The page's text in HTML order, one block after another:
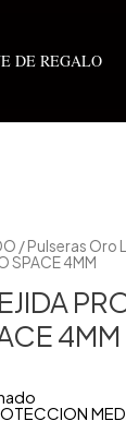
DE REGALO
/Pulseras Oro
SPACE 4MM
4MM